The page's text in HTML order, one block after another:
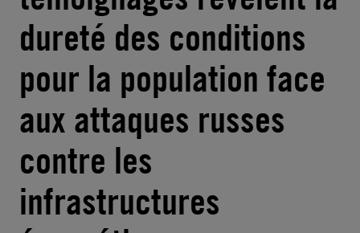
dureté des conditions
pour la population face
aux attaques russes
contre les
infrastructures